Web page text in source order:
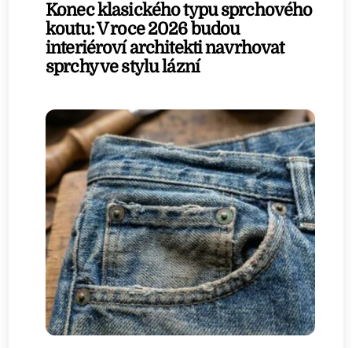
Konec klasického typu sprchového
koutu: V roce 2026 budou
interiéroví architekti navrhovat
sprchy ve stylu lázní